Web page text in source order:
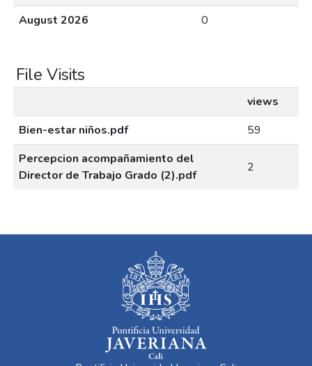
August 2026
0
File Visits
views
Bien-estar niños.pdf
59
Percepcion acompañamiento del
Director de Trabajo Grado (2).pdf
2